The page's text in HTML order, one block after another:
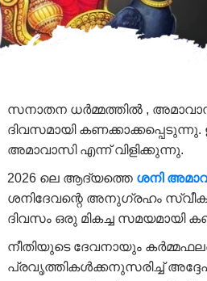
സനാതന ധർമ്മത്തിൽ ,
ദിവസമായി
അമാവാസി എന്ന് വിളിക്കുന്നു.
2026 ലെ ആദ്യത്തെ ശനി
ശനിദേവന്റെ അനുഗ്രഹം
ദിവസം ഒരു മികച്ച സമയമായി
നീതിയുടെ ദേവനായും
പ്രവൃത്തികൾക്കനുസരിച്ച്